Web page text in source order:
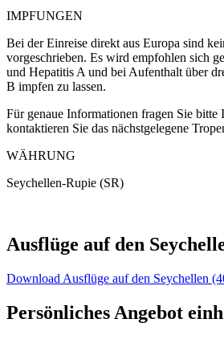
IMPFUNGEN
Bei der Einreise direkt aus Europa sind
vorgeschrieben. Es wird empfohlen sich
und Hepatitis A und bei Aufenthalt über
B impfen zu lassen.
Für genaue Informationen fragen Sie bitte
kontaktieren Sie das nächstgelegene
WÄHRUNG
Seychellen-Rupie (SR)
Ausflüge auf den
Download Ausflüge auf den Seychellen
Persönliches Angebot